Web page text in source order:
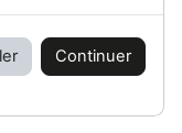
Continuer